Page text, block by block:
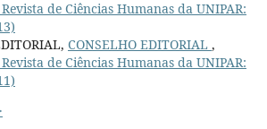
Revista de Ciências Humanas da UNIPAR:
CONSELHO EDITORIAL ,
Revista de Ciências Humanas da UNIPAR: